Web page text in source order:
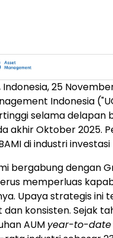
Indonesia,25
Indonesia
selama
akhir Oktober 2025.
di industri investasi
bergabung dengan
memperluas
Upaya strategis ini
konsisten. Sejak
AUM year-to-date